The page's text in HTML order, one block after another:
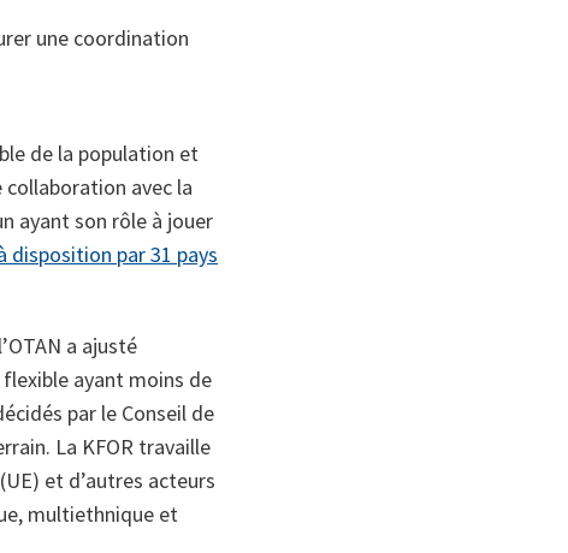
une coordination
de la population et
avec la
ayant son rôle à jouer
disposition par 31 pays
a ajusté
ayant moins de
par le Conseil de
La KFOR travaille
et d’autres acteurs
multiethnique et